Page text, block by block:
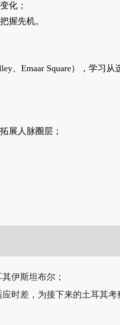
化；
握先机。
、Emaar Square），学习
展人脉圈层；
伊斯坦布尔；
时差，为接下来的土耳其考